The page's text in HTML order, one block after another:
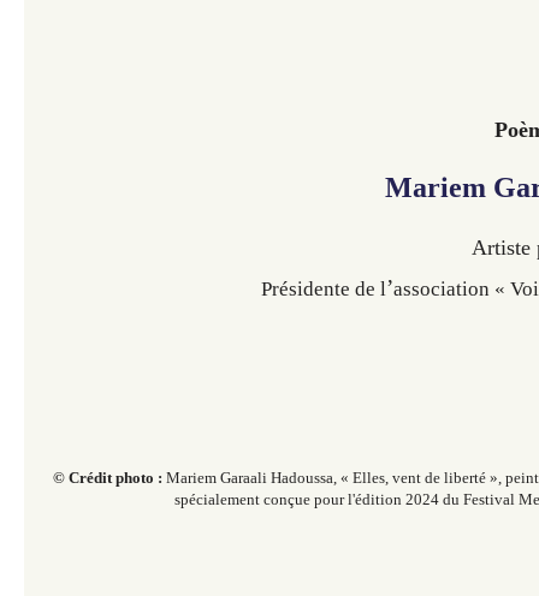
Mariem
Artiste
Présidente de l’association «
© Crédit photo : Mariem Garaali Hadoussa, « Elles, vent de liberté »,
spécialement conçue pour l'édition 2024 du Festival